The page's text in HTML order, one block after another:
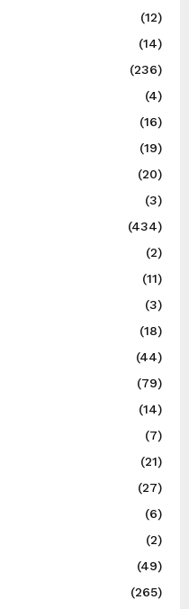
(12)
(14)
(236)
(4)
(16)
(19)
(20)
(3)
(434)
(2)
(11)
(3)
(18)
(44)
(79)
(14)
(7)
(21)
(27)
(6)
(2)
(49)
(265)